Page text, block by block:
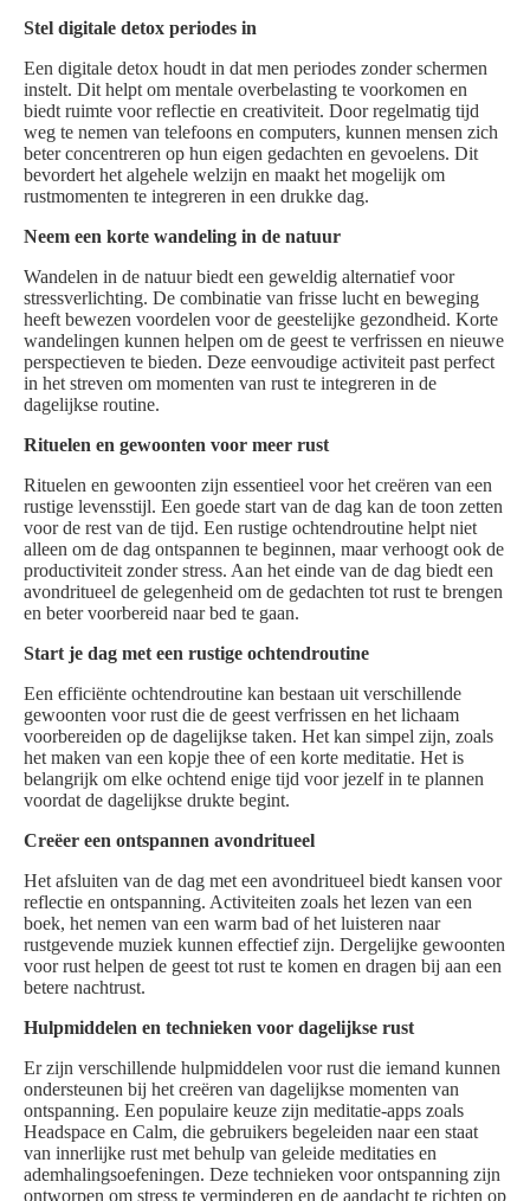
Stel digitale detox periodes in
Een digitale detox houdt in dat men periodes zonder schermen
instelt. Dit helpt om mentale overbelasting te voorkomen en
biedt ruimte voor reflectie en creativiteit. Door regelmatig tijd
weg te nemen van telefoons en computers, kunnen mensen zich
beter concentreren op hun eigen gedachten en gevoelens. Dit
bevordert het algehele welzijn en maakt het mogelijk om
rustmomenten te integreren in een drukke dag.
Neem een korte wandeling in de natuur
Wandelen in de natuur biedt een geweldig alternatief voor
stressverlichting. De combinatie van frisse lucht en beweging
heeft bewezen voordelen voor de geestelijke gezondheid. Korte
wandelingen kunnen helpen om de geest te verfrissen en nieuwe
perspectieven te bieden. Deze eenvoudige activiteit past perfect
in het streven om momenten van rust te integreren in de
dagelijkse routine.
Rituelen en gewoonten voor meer rust
Rituelen en gewoonten zijn essentieel voor het creëren van een
rustige levensstijl. Een goede start van de dag kan de toon zetten
voor de rest van de tijd. Een rustige ochtendroutine helpt niet
alleen om de dag ontspannen te beginnen, maar verhoogt ook de
productiviteit zonder stress. Aan het einde van de dag biedt een
avondritueel de gelegenheid om de gedachten tot rust te brengen
en beter voorbereid naar bed te gaan.
Start je dag met een rustige ochtendroutine
Een efficiënte ochtendroutine kan bestaan uit verschillende
gewoonten voor rust die de geest verfrissen en het lichaam
voorbereiden op de dagelijkse taken. Het kan simpel zijn, zoals
het maken van een kopje thee of een korte meditatie. Het is
belangrijk om elke ochtend enige tijd voor jezelf in te plannen
voordat de dagelijkse drukte begint.
Creëer een ontspannen avondritueel
Het afsluiten van de dag met een avondritueel biedt kansen voor
reflectie en ontspanning. Activiteiten zoals het lezen van een
boek, het nemen van een warm bad of het luisteren naar
rustgevende muziek kunnen effectief zijn. Dergelijke gewoonten
voor rust helpen de geest tot rust te komen en dragen bij aan een
betere nachtrust.
Hulpmiddelen en technieken voor dagelijkse rust
Er zijn verschillende hulpmiddelen voor rust die iemand kunnen
ondersteunen bij het creëren van dagelijkse momenten van
ontspanning. Een populaire keuze zijn meditatie-apps zoals
Headspace en Calm, die gebruikers begeleiden naar een staat
van innerlijke rust met behulp van geleide meditaties en
ademhalingsoefeningen. Deze technieken voor ontspanning zijn
ontworpen om stress te verminderen en de aandacht te richten op